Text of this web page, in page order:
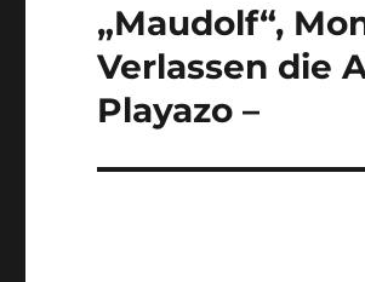
Nächster
Beitrag:
„Maudolf“,
Verlassen die
Playazo –